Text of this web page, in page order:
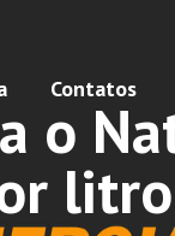
Contatos
o
litro